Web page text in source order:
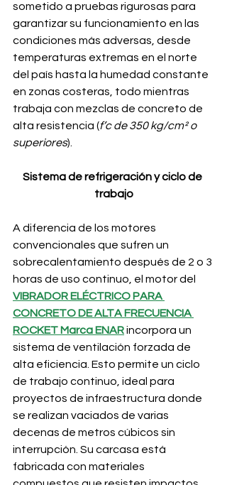
sometido a pruebas rigurosas para
garantizar su funcionamiento en las
condiciones más adversas, desde
temperaturas extremas en el norte
del país hasta la humedad constante
en zonas costeras, todo mientras
trabaja con mezclas de concreto de
alta resistencia (f’c de 350 kg/cm² o
superiores).
Sistema de refrigeración y ciclo de
trabajo
A diferencia de los motores
convencionales que sufren un
sobrecalentamiento después de 2 o 3
horas de uso continuo, el motor del
VIBRADOR ELÉCTRICO PARA
CONCRETO DE ALTA FRECUENCIA
ROCKET Marca ENAR incorpora un
sistema de ventilación forzada de
alta eficiencia. Esto permite un ciclo
de trabajo continuo, ideal para
proyectos de infraestructura donde
se realizan vaciados de varias
decenas de metros cúbicos sin
interrupción. Su carcasa está
fabricada con materiales